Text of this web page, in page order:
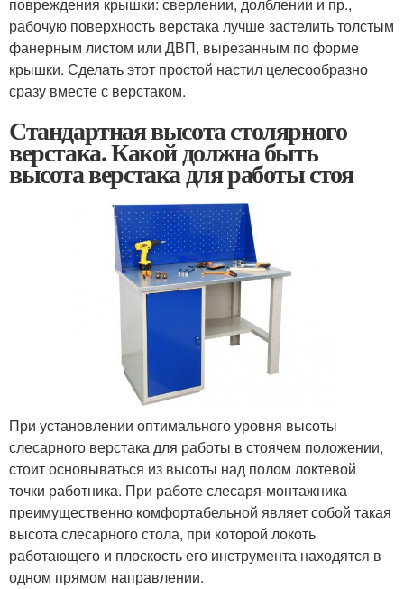
повреждения крышки: сверлении, долблении и пр.,
рабочую поверхность верстака лучше застелить толстым
фанерным листом или ДВП, вырезанным по форме
крышки. Сделать этот простой настил целесообразно
сразу вместе с верстаком.
Стандартная высота столярного
верстака. Какой должна быть
высота верстака для работы стоя
При установлении оптимального уровня высоты
слесарного верстака для работы в стоячем положении,
стоит основываться из высоты над полом локтевой
точки работника. При работе слесаря-монтажника
преимущественно комфортабельной являет собой такая
высота слесарного стола, при которой локоть
работающего и плоскость его инструмента находятся в
одном прямом направлении.